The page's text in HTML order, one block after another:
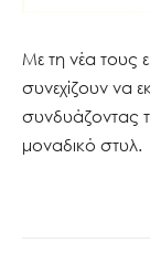
Με τη νέα τους
συνεχίζουν να
συνδυάζοντας
μοναδικό στυλ.